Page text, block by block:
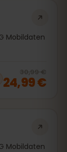
Mobildaten
30,99 €
24,99 €
Mobildaten